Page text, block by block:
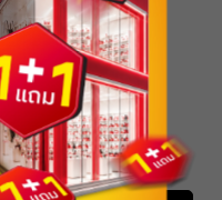
STUDIO17
Pang Pang Triangle Puff
฿ 225.00
฿ 249.00